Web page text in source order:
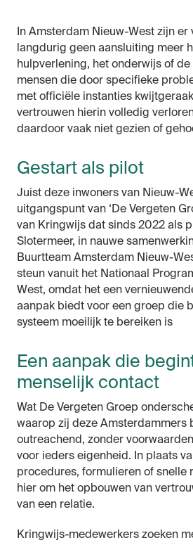
In Amsterdam Nieuw-West zijn er
langdurig geen aansluiting meer
hulpverlening, het onderwijs of
mensen die door specifieke
met officiële instanties
vertrouwen hierin volledig
daardoor vaak niet gezien of
Gestart als pilot
Juist deze inwoners van Nieuw-
uitgangspunt van ‘De Vergeten
van Kringwijs dat sinds 2022 als
Slotermeer, in nauwe
Buurtteam Amsterdam Nieuw-
steun vanuit het Nationaal
West, omdat het een
aanpak biedt voor een groep die
systeem moeilijk te bereiken is
Een aanpak die
menselijk contact
Wat De Vergeten Groep
waarop zij deze Amsterdammers
outreachend, zonder
voor ieders eigenheid. In plaats
procedures, formulieren of snelle
hier om het opbouwen van
van een relatie.
Kringwijs-medewerkers zoeken